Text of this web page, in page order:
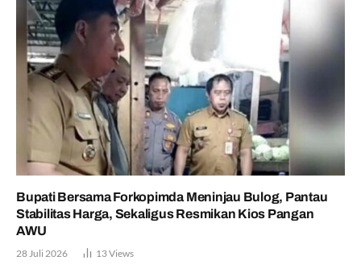
Bupati Bersama Forkopimda Meninjau Bulog, Pantau
Stabilitas Harga, Sekaligus Resmikan Kios Pangan
AWU
28 Juli 2026 13Views